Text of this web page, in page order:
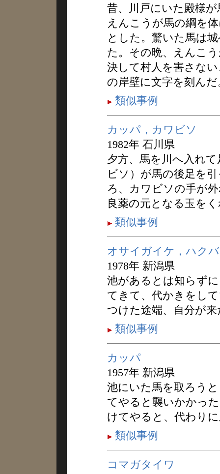
昔、川戸にいた殿様
えんこうが馬の綱を
とした。驚いた馬は
た。その晩、えんこ
決して村人を害さな
の岸壁に文字を刻んだ
類似事例
カッパ，カワビソ
1982年 石川県
夕方、馬を川へ入れ
ビソ）が馬の後足を
ろ、カワビソの手が
良薬の元となる玉を
類似事例
オサイガイケ，ハクバ
1978年 新潟県
池があるとは知らず
てきて、代かきをし
つけた途端、自分が
類似事例
カッパ
1957年 新潟県
池にいた馬を取ろう
てやると襲いかかっ
けてやると、代わり
類似事例
コマガタイワ